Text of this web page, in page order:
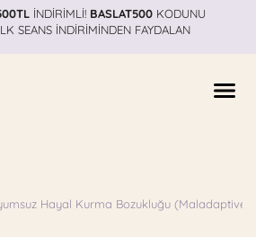
İNDİRİMLİ! BASLAT500KODUNU
SEANS İNDİRİMİNDEN FAYDALAN
Hayal Kurma Bozukluğu (Maladaptive